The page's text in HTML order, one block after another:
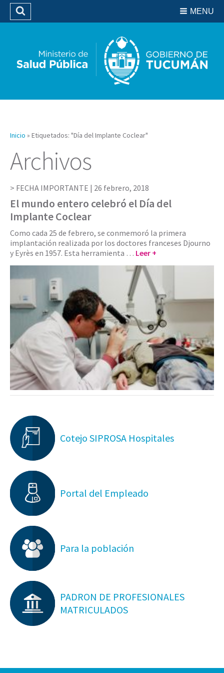
Biblioteca
MENU
Buscar
Inicio » Etiquetados: "Día del Implante Coclear"
Archivos
FECHA IMPORTANTE | 26 febrero, 2018
El mundo entero celebró el Día del
Implante Coclear
Como cada 25 de febrero, se conmemoró la primera
implantación realizada por los doctores franceses Djourno
y Eyrès en 1957. Esta herramienta … Leer +
Cotejo SIPROSA Hospitales
Portal del Empleado
Para la población
PADRON DE PROFESIONALES
MATRICULADOS